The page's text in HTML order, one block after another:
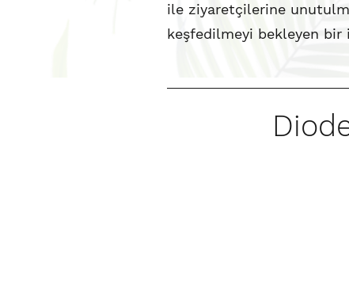
ile ziyaretçilerine
keşfedilmeyi bekleyen bir